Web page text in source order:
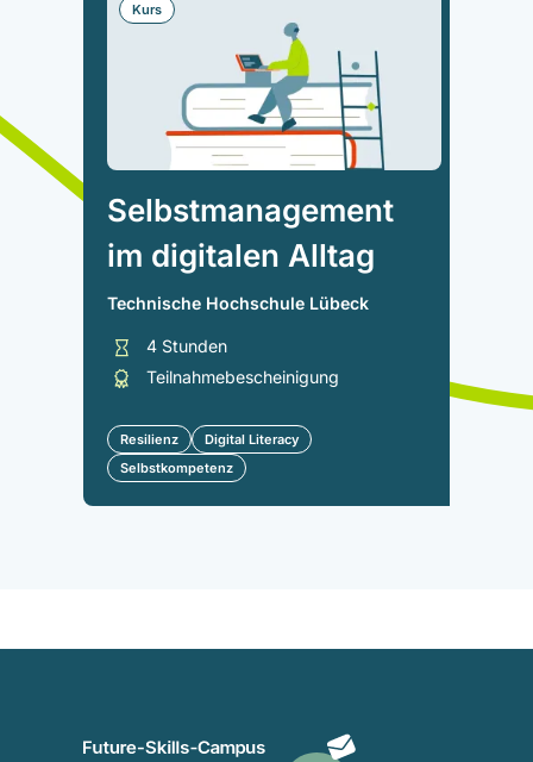
Kurs
Selbstmanagement
im digitalen Alltag
Technische Hochschule Lübeck
4 Stunden
Teilnahmebescheinigung
Resilienz
Digital Literacy
Selbstkompetenz